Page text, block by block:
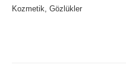
Kozmetik, Gözlükler